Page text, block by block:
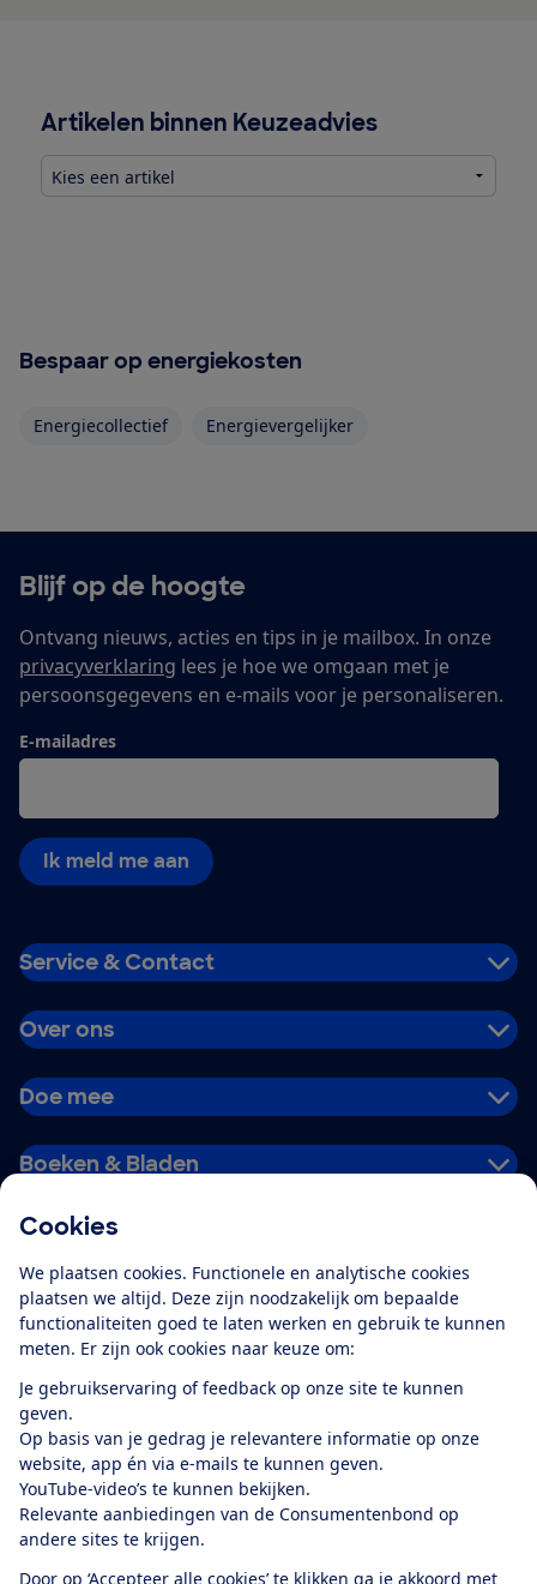
Cookies
We plaatsen cookies. Functionele en analytische cookies
plaatsen we altijd. Deze zijn noodzakelijk om bepaalde
functionaliteiten goed te laten werken en gebruik te kunnen
meten. Er zijn ook cookies naar keuze om:
Je gebruikservaring of feedback op onze site te kunnen
geven.
Op basis van je gedrag je relevantere informatie op onze
website, app én via e-mails te kunnen geven.
YouTube-video’s te kunnen bekijken.
Relevante aanbiedingen van de Consumentenbond op
andere sites te krijgen.
Door op ‘Accepteer alle cookies’ te klikken ga je akkoord met
Artikelen binnen Keuzeadvies
Bespaar op energiekosten
Energiecollectief Energievergelijker
Blijf op de hoogte
Ontvang nieuws, acties en tips in je mailbox. In onze
privacyverklaring lees je hoe we omgaan met je
persoonsgegevens en e-mails voor je personaliseren.
E-mailadres
Ik meld me aan
Service & Contact
Over ons
Doe mee
Boeken & Bladen
Alles over de
app
Algemene Voorwaarden
Privacyverklaring
Cookiebeleid
Privacyvoorkeuren
Toegankelijkheid
RSS-feed nieuws
Facebook
TwitterInstagram
YoutubeLinkedIn